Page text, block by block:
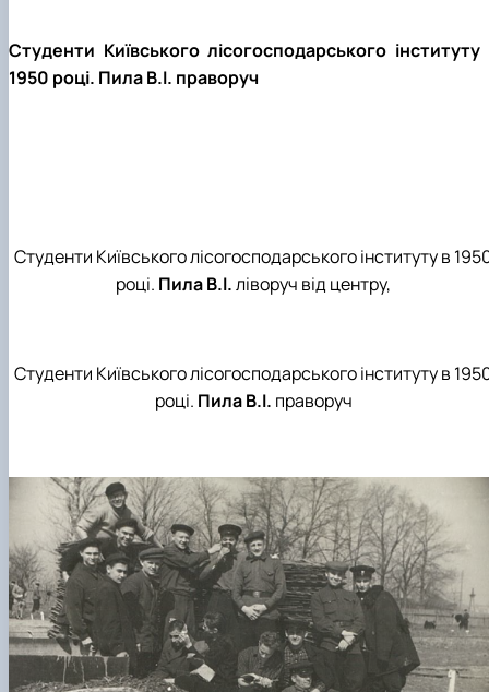
Студенти Київського лісогосподарського інституту
1950 році. Пила В.І. праворуч
Студенти Київського лісогосподарського інституту в
році. Пила В.І.ліворуч від центру,
Студенти Київського лісогосподарського інституту в
році. Пила В.І. праворуч